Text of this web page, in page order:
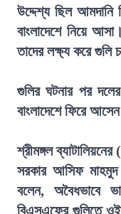
উদ্দেশ্য ছিল আমদানি
বাংলাদেশে নিয়ে
তাদের লক্ষ্য করে গুলি
গুলির ঘটনার পর
বাংলাদেশে ফিরে
শ্রীমঙ্গল
সরকার আসিফ মাহমুদ
বলেন, অবৈধভাবে
বিএসএফের গুলিতে